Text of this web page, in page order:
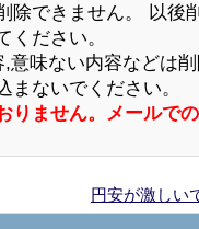
除できません。 以後
ください。
意味ない内容などは
ないでください。
りません。メールで
円安が激しい